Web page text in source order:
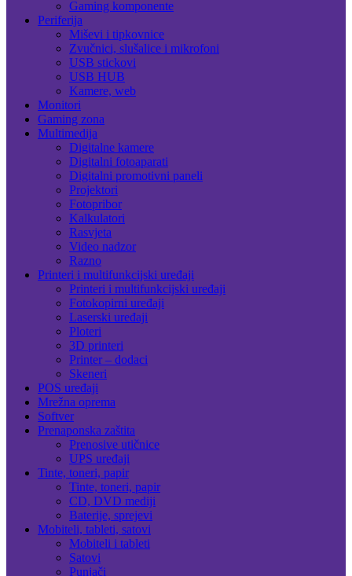
Gaming komponente
Periferija
Miševi i tipkovnice
Zvučnici, slušalice i mikrofoni
USB stickovi
USB HUB
Kamere, web
Monitori
Gaming zona
Multimedija
Digitalne kamere
Digitalni fotoaparati
Digitalni promotivni paneli
Projektori
Fotopribor
Kalkulatori
Rasvjeta
Video nadzor
Razno
Printeri i multifunkcijski uređaji
Printeri i multifunkcijski uređaji
Fotokopirni uređaji
Laserski uređaji
Ploteri
3D printeri
Printer – dodaci
Skeneri
POS uređaji
Mrežna oprema
Softver
Prenaponska zaštita
Prenosive utičnice
UPS uređaji
Tinte, toneri, papir
Tinte, toneri, papir
CD, DVD mediji
Baterije, sprejevi
Mobiteli, tableti, satovi
Mobiteli i tableti
Satovi
Punjači